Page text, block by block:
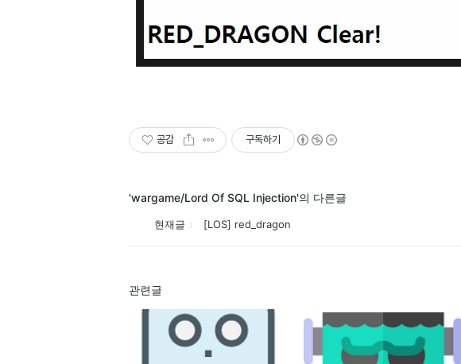
공감 구독하기
'wargame/Lord Of SQL Injection'의 다른글
현재글 [LOS] red_dragon
관련글